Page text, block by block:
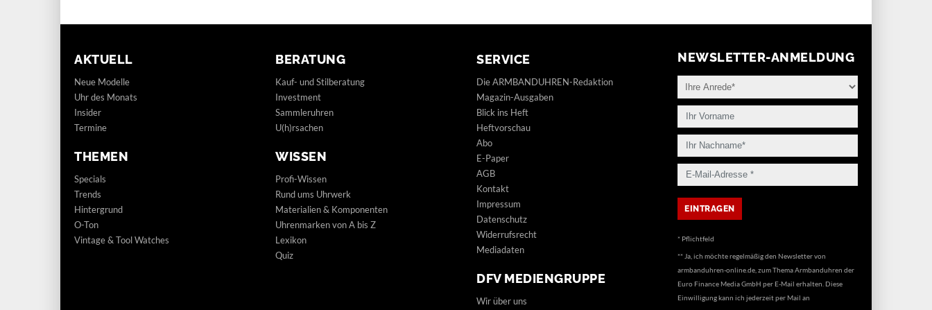
AKTUELL
Neue Modelle
Uhr des Monats
Insider
Termine
THEMEN
Specials
Trends
Hintergrund
O-Ton
Vintage & Tool Watches
BERATUNG
Kauf- und Stilberatung
Investment
Sammleruhren
U(h)rsachen
WISSEN
Profi-Wissen
Rund ums Uhrwerk
Materialien & Komponenten
Uhrenmarken von A bis Z
Lexikon
Quiz
SERVICE
Die ARMBANDUHREN-Redaktion
Magazin-Ausgaben
Blick ins Heft
Heftvorschau
Abo
E-Paper
AGB
Kontakt
Impressum
Datenschutz
Widerrufsrecht
Mediadaten
DFV MEDIENGRUPPE
Wir über uns
NEWSLETTER-ANMELDUNG
* Pflichtfeld
** Ja, ich möchte regelmäßig den Newsletter von
armbanduhren-online.de, zum Thema Armbanduhren der
Euro Finance Media GmbH per E-Mail erhalten. Diese
Einwilligung kann ich jederzeit per Mail an